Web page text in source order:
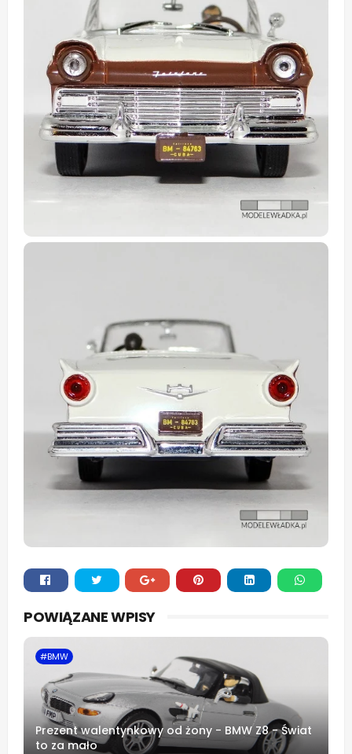
POWIĄZANE WPISY
#BMW
Prezent walentynkowy od żony - BMW Z8 - Świat
to za mało